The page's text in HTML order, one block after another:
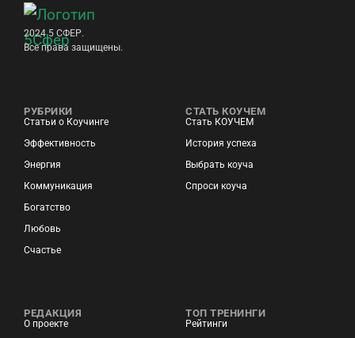
2024 5 СФЕР.
Все права защищены.
РУБРИКИ
Статьи о Коучинге
Эффективность
Энергия
Коммуникация
Богатство
Любовь
Счастье
СТАТЬ КОУЧЕМ
Стать КОУЧЕМ
История успеха
Выбрать коуча
Спроси коуча
РЕДАКЦИЯ
О проекте
ТОП ТРЕНИНГИ
Рейтинги